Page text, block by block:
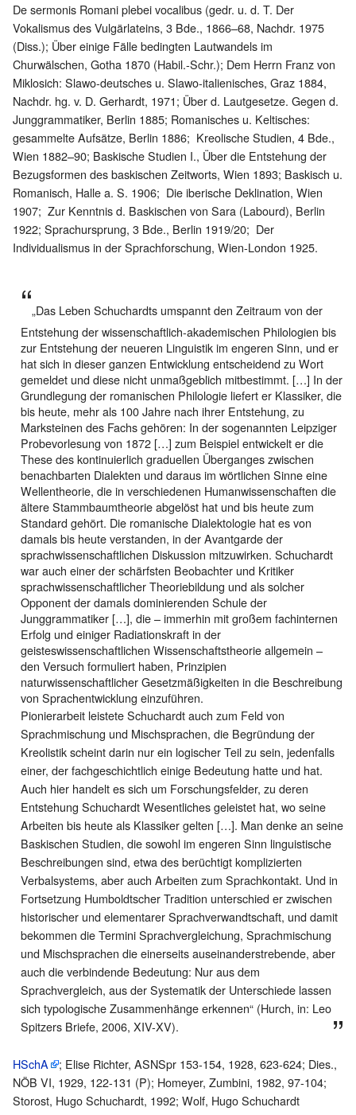
De sermonis Romani plebei vocalibus (gedr. u. d. T. Der
Vokalismus des Vulgärlateins, 3 Bde., 1866–68, Nachdr. 1975
(Diss.); Über einige Fälle bedingten Lautwandels im
Churwälschen, Gotha 1870 (Habil.-Schr.); Dem Herrn Franz von
Miklosich: Slawo-deutsches u. Slawo-italienisches, Graz 1884,
Nachdr. hg. v. D. Gerhardt, 1971; Über d. Lautgesetze. Gegen d.
Junggrammatiker, Berlin 1885; Romanisches u. Keltisches:
gesammelte Aufsätze, Berlin 1886; Kreolische Studien, 4 Bde.,
Wien 1882–90; Baskische Studien I., Über die Entstehung der
Bezugsformen des baskischen Zeitworts, Wien 1893; Baskisch u.
Romanisch, Halle a. S. 1906; Die iberische Deklination, Wien
1907; Zur Kenntnis d. Baskischen von Sara (Labourd), Berlin
1922; Sprachursprung, 3 Bde., Berlin 1919/20; Der
Individualismus in der Sprachforschung, Wien-London 1925.
„Das Leben Schuchardts umspannt den Zeitraum von der
Entstehung der wissenschaftlich-akademischen Philologien bis
zur Entstehung der neueren Linguistik im engeren Sinn, und er
hat sich in dieser ganzen Entwicklung entscheidend zu Wort
gemeldet und diese nicht unmaßgeblich mitbestimmt. […] In der
Grundlegung der romanischen Philologie liefert er Klassiker, die
bis heute, mehr als 100 Jahre nach ihrer Entstehung, zu
Marksteinen des Fachs gehören: In der sogenannten Leipziger
Probevorlesung von 1872 […] zum Beispiel entwickelt er die
These des kontinuierlich graduellen Überganges zwischen
benachbarten Dialekten und daraus im wörtlichen Sinne eine
Wellentheorie, die in verschiedenen Humanwissenschaften die
ältere Stammbaumtheorie abgelöst hat und bis heute zum
Standard gehört. Die romanische Dialektologie hat es von
damals bis heute verstanden, in der Avantgarde der
sprachwissenschaftlichen Diskussion mitzuwirken. Schuchardt
war auch einer der schärfsten Beobachter und Kritiker
sprachwissenschaftlicher Theoriebildung und als solcher
Opponent der damals dominierenden Schule der
Junggrammatiker […], die – immerhin mit großem fachinternen
Erfolg und einiger Radiationskraft in der
geisteswissenschaftlichen Wissenschaftstheorie allgemein –
den Versuch formuliert haben, Prinzipien
naturwissenschaftlicher Gesetzmäßigkeiten in die Beschreibung
von Sprachentwicklung einzuführen.
Pionierarbeit leistete Schuchardt auch zum Feld von
Sprachmischung und Mischsprachen, die Begründung der
Kreolistik scheint darin nur ein logischer Teil zu sein, jedenfalls
einer, der fachgeschichtlich einige Bedeutung hatte und hat.
Auch hier handelt es sich um Forschungsfelder, zu deren
Entstehung Schuchardt Wesentliches geleistet hat, wo seine
Arbeiten bis heute als Klassiker gelten […]. Man denke an seine
Baskischen Studien, die sowohl im engeren Sinn linguistische
Beschreibungen sind, etwa des berüchtigt komplizierten
Verbalsystems, aber auch Arbeiten zum Sprachkontakt. Und in
Fortsetzung Humboldtscher Tradition unterschied er zwischen
historischer und elementarer Sprachverwandtschaft, und damit
bekommen die Termini Sprachvergleichung, Sprachmischung
und Mischsprachen die einerseits auseinanderstrebende, aber
auch die verbindende Bedeutung: Nur aus dem
Sprachvergleich, aus der Systematik der Unterschiede lassen
sich typologische Zusammenhänge erkennen“ (Hurch, in: Leo
Spitzers Briefe, 2006, XIV-XV).
HSchA
; Elise Richter, ASNSpr 153-154, 1928, 623-624; Dies.,
NÖB VI, 1929, 122-131 (P); Homeyer, Zumbini, 1982, 97-104;
Storost, Hugo Schuchardt, 1992; Wolf, Hugo Schuchardt